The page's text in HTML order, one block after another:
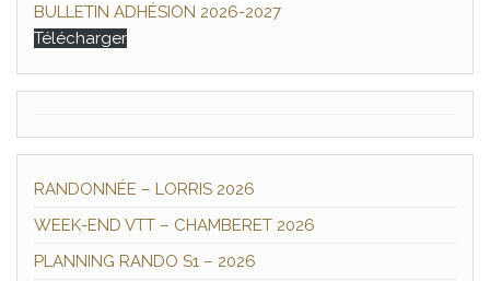
BULLETIN ADHÉSION 2026-2027
Télécharger
RANDONNÉE – LORRIS 2026
WEEK-END VTT – CHAMBERET 2026
PLANNING RANDO S1 – 2026